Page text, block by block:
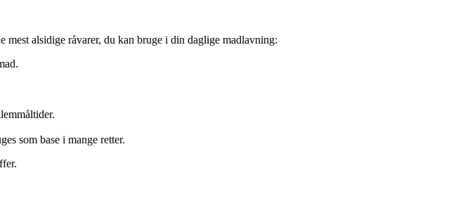
mest alsidige råvarer, du kan bruge i din daglige madlavning:
som base i mange retter.